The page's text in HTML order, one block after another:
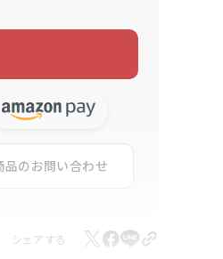
品のお問い合わせ
シェアする